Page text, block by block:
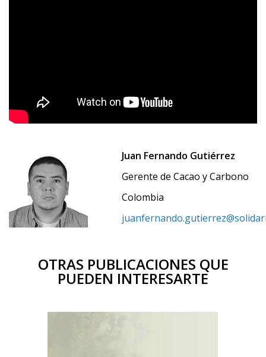
Juan Fernando Gutiérrez
Gerente de Cacao y Carbono
Colombia
OTRAS PUBLICACIONES QUE
PUEDEN INTERESARTE